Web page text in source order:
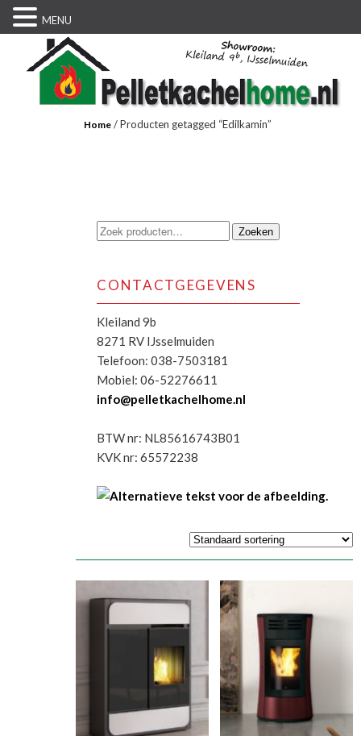
Home / Producten getagged “Edilkamin”
Zoeken
Zoeken
CONTACTGEGEVENS
Kleiland 9b
8271 RV IJsselmuiden
Telefoon: 038-7503181
Mobiel: 06-52276611
info@pelletkachelhome.nl
BTW nr: NL85616743B01
KVK nr: 65572238
MENU